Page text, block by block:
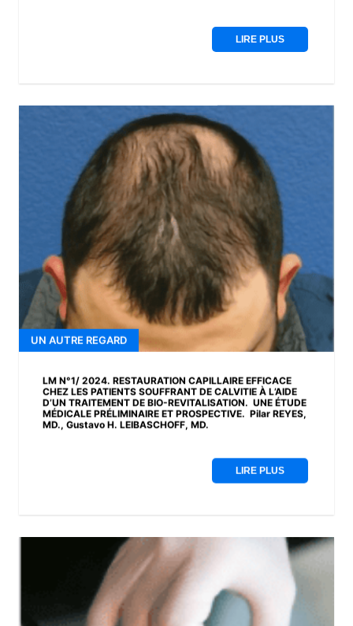
LIRE PLUS
UN AUTRE REGARD
LM N°1/ 2024. RESTAURATION CAPILLAIRE EFFICACE
CHEZ LES PATIENTS SOUFFRANT DE CALVITIE À L’AIDE
D’UN TRAITEMENT DE BIO-REVITALISATION. UNE ÉTUDE
MÉDICALE PRÉLIMINAIRE ET PROSPECTIVE. Pilar REYES,
MD., Gustavo H. LEIBASCHOFF, MD.
LIRE PLUS